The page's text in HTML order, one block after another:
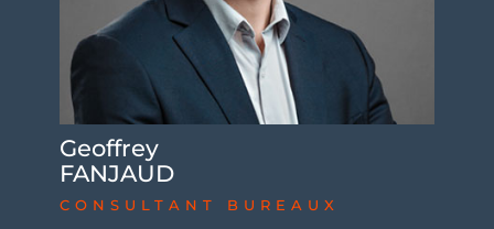
Geoffrey
FANJAUD
CONSULTANT BUREAUX